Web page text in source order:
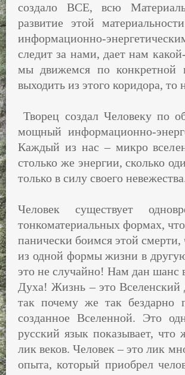
создало ВСЕ, всю
развитие этой
информационно-
следит за нами, дает нам
мы движемся по
выходить из этого коридора, то
Творец создал Человеку по
мощный информационно-
Каждый из нас – микро
столько же энергии, сколько
только в силу своего
Человек существует
тонкоматериальных формах,
панически боимся этой
из одной формы жизни в
это не случайно! Нам дан шанс
Духа! Жизнь – это
так почему же так бездарно
созданное Вселенной. Это
русский язык показывает,
лик веков. Человек – это лик
опыта, который приобрел